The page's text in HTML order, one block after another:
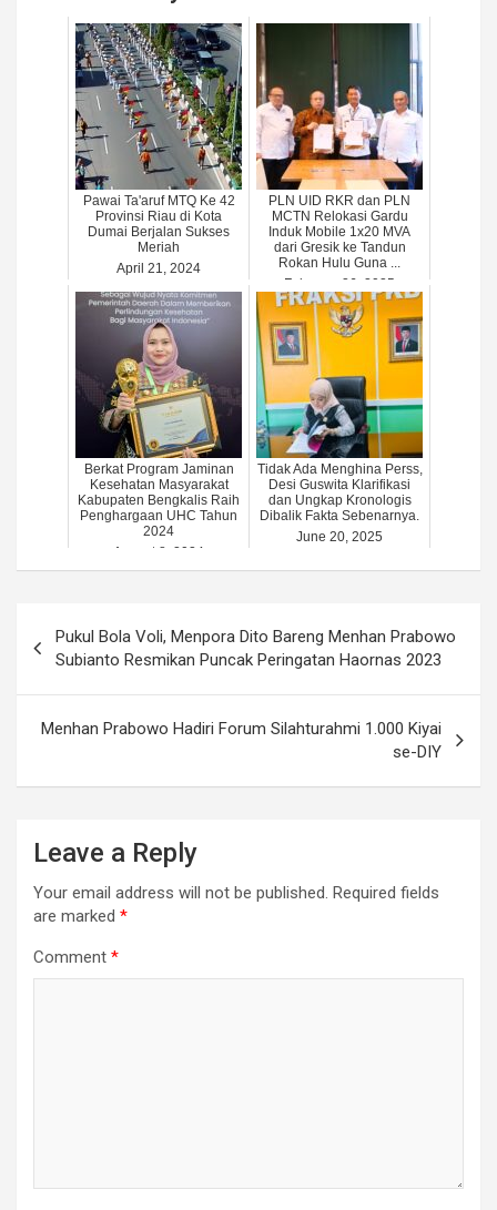
Pawai Ta'aruf MTQ Ke 42
Provinsi Riau di Kota
Dumai Berjalan Sukses
Meriah
April 21, 2024
PLN UID RKR dan PLN
MCTN Relokasi Gardu
Induk Mobile 1x20 MVA
dari Gresik ke Tandun
Rokan Hulu Guna ...
February 26, 2025
Berkat Program Jaminan
Kesehatan Masyarakat
Kabupaten Bengkalis Raih
Penghargaan UHC Tahun
2024
August 8, 2024
Tidak Ada Menghina Perss,
Desi Guswita Klarifikasi
dan Ungkap Kronologis
Dibalik Fakta Sebenarnya.
June 20, 2025
navigation
Pukul Bola Voli, Menpora Dito Bareng Menhan Prabowo
Subianto Resmikan Puncak Peringatan Haornas 2023
Menhan Prabowo Hadiri Forum Silahturahmi 1.000 Kiyai
se-DIY
Leave a Reply
Your email address will not be published. Required fields
are marked *
Comment *